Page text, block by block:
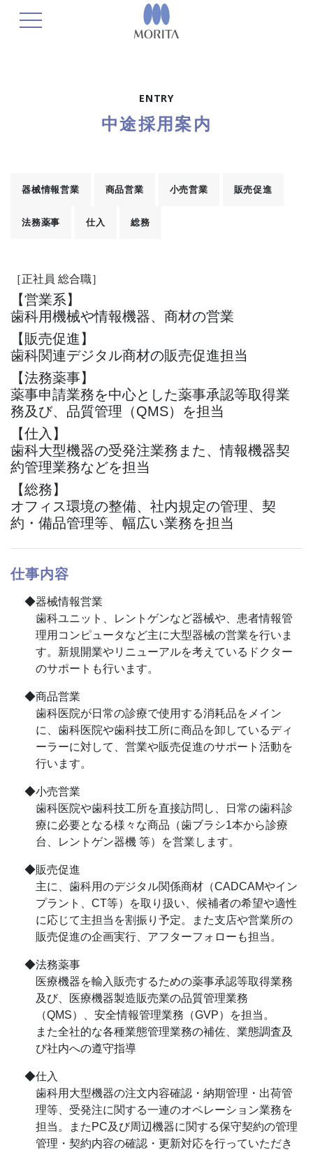
toggle navigation
ENTRY
中途採用案内
器械情報営業 商品営業 小売営業 販売促進
法務薬事 仕入 総務
［正社員 総合職］
【営業系】
歯科用機械や情報機器、商材の営業
【販売促進】
歯科関連デジタル商材の販売促進担当
【法務薬事】
薬事申請業務を中心とした薬事承認等取得業
務及び、品質管理（QMS）を担当
【仕入】
歯科大型機器の受発注業務また、情報機器契
約管理業務などを担当
【総務】
オフィス環境の整備、社内規定の管理、契
約・備品管理等、幅広い業務を担当
仕事内容
◆器械情報営業
歯科ユニット、レントゲンなど器械や、患者情報管
理用コンピュータなど主に大型器械の営業を行いま
す。新規開業やリニューアルを考えているドクター
のサポートも行います。
◆商品営業
歯科医院が日常の診療で使用する消耗品をメイン
に、歯科医院や歯科技工所に商品を卸しているディ
ーラーに対して、営業や販売促進のサポート活動を
行います。
◆小売営業
歯科医院や歯科技工所を直接訪問し、日常の歯科診
療に必要となる様々な商品（歯ブラシ1本から診療
台、レントゲン器機 等）を営業します。
◆販売促進
主に、歯科用のデジタル関係商材（CADCAMやイン
プラント、CT等）を取り扱い、候補者の希望や適性
に応じて主担当を割振り予定。また支店や営業所の
販売促進の企画実行、アフターフォローも担当。
◆法務薬事
医療機器を輸入販売するための薬事承認等取得業務
及び、医療機器製造販売業の品質管理業務
（QMS）、安全情報管理業務（GVP）を担当。
また全社的な各種業態管理業務の補佐、業態調査及
び社内への遵守指導
◆仕入
歯科用大型機器の注文内容確認・納期管理・出荷管
理等、受発注に関する一連のオペレーション業務を
担当。またPC及び周辺機器に関する保守契約の管理
管理・契約内容の確認・更新対応を行っていただき